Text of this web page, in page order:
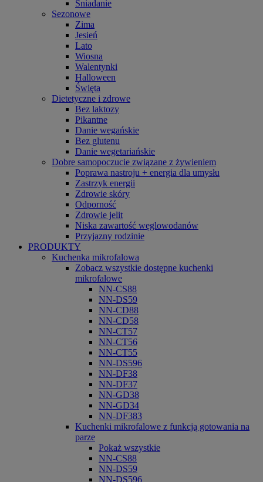
Śniadanie
Sezonowe
Zima
Jesień
Lato
Wiosna
Walentynki
Halloween
Święta
Dietetyczne i zdrowe
Bez laktozy
Pikantne
Danie wegańskie
Bez glutenu
Danie wegetariańskie
Dobre samopoczucie związane z żywieniem
Poprawa nastroju + energia dla umysłu
Zastrzyk energii
Zdrowie skóry
Odporność
Zdrowie jelit
Niska zawartość węglowodanów
Przyjazny rodzinie
PRODUKTY
Kuchenka mikrofalowa
Zobacz wszystkie dostępne kuchenki
mikrofalowe
NN-CS88
NN-DS59
NN-CD88
NN-CD58
NN-CT57
NN-CT56
NN-CT55
NN-DS596
NN-DF38
NN-DF37
NN-GD38
NN-GD34
NN-DF383
Kuchenki mikrofalowe z funkcją gotowania na
parze
Pokaż wszystkie
NN-CS88
NN-DS59
NN-DS596